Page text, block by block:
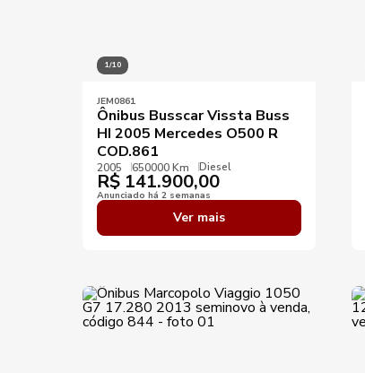
1/10
JEM0861
Ônibus Busscar Vissta Buss
HI 2005 Mercedes O500 R
COD.861
2005 650000 Km Diesel
R$ 141.900,00
Anunciado há 2 semanas
Ver mais